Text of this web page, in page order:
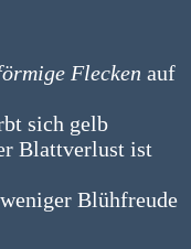
Flecken auf
sich gelb
Blattverlust ist
Blühfreude